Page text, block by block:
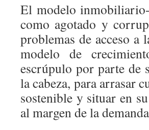
El modelo
como agotado y
problemas de acceso
modelo de
escrúpulo por parte de
la cabeza, para arrasar
sostenible y situar en
al margen de la